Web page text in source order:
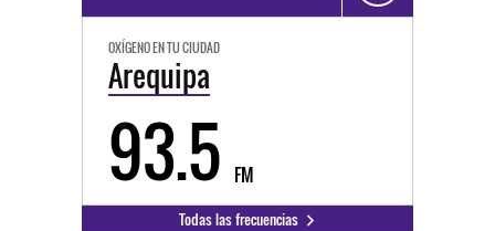
OXÍGENO EN TU CIUDAD
Arequipa
93.5 FM
Todas las frecuencias